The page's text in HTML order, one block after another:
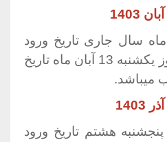
10 آبان ماه سال جاری تاریخ ورود
قمر به برج عقرب و روز یکشنبه 13 آبان ماه تاریخ
میباشد.
ماه 1403 روز پنجشنبه هشتم تاریخ ورود